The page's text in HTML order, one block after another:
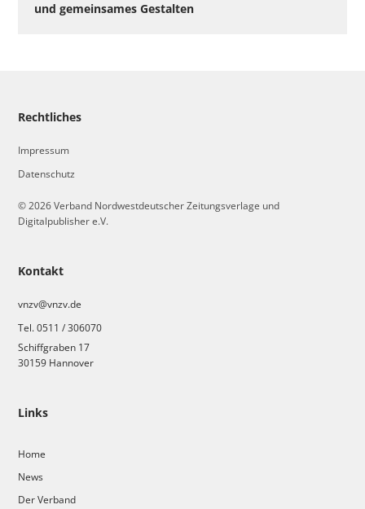
und gemeinsames Gestalten
Links
Home
News
Der Verband
Kontakt
vnzv@vnzv.de
Tel. 0511 / 306070
Schiffgraben 17
30159 Hannover
Rechtliches
Impressum
Datenschutz
© 2026 Verband Nordwestdeutscher Zeitungsverlage und
Digitalpublisher e.V.